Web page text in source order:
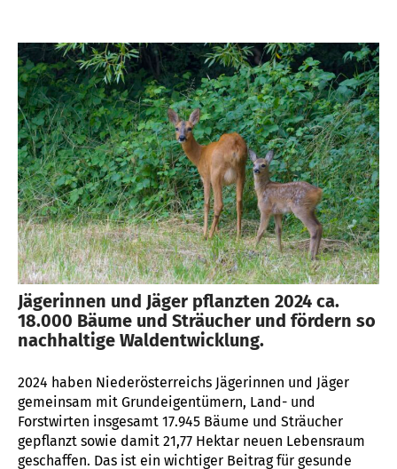
Jägerinnen und Jäger pflanzten 2024 ca.
18.000 Bäume und Sträucher und fördern so
nachhaltige Waldentwicklung.
2024 haben Niederösterreichs Jägerinnen und Jäger
gemeinsam mit Grundeigentümern, Land- und
Forstwirten insgesamt 17.945 Bäume und Sträucher
gepflanzt sowie damit 21,77 Hektar neuen Lebensraum
geschaffen. Das ist ein wichtiger Beitrag für gesunde